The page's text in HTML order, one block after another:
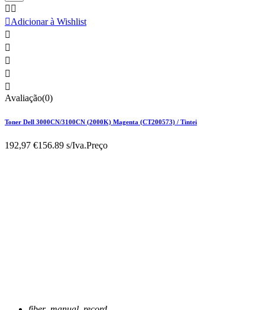
 
Adicionar à Wishlist





Avaliação(0)
Toner Dell 3000CN/3100CN (2000K) Magenta (CT200573) / Tintei
192,97 €156.89 s/Iva.Preço